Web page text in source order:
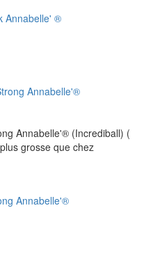
Annabelle' ®
Annabelle'® (Incrediball) (
grosse que chez
Annabelle'®